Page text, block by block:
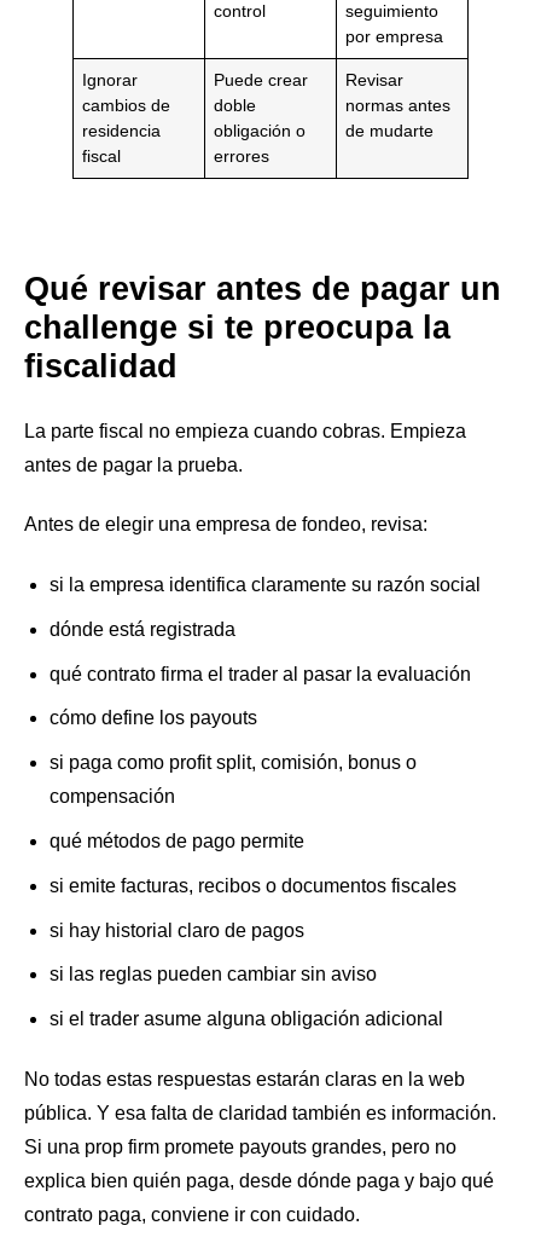
control
seguimiento
por empresa
Ignorar
cambios de
residencia
fiscal
Puede crear
doble
obligación o
errores
Revisar
normas antes
de mudarte
Qué revisar antes de pagar un
challenge si te preocupa la
fiscalidad
La parte fiscal no empieza cuando cobras. Empieza
antes de pagar la prueba.
Antes de elegir una empresa de fondeo, revisa:
si la empresa identifica claramente su razón social
dónde está registrada
qué contrato firma el trader al pasar la evaluación
cómo define los payouts
si paga como profit split, comisión, bonus o
compensación
qué métodos de pago permite
si emite facturas, recibos o documentos fiscales
si hay historial claro de pagos
si las reglas pueden cambiar sin aviso
si el trader asume alguna obligación adicional
No todas estas respuestas estarán claras en la web
pública. Y esa falta de claridad también es información.
Si una prop firm promete payouts grandes, pero no
explica bien quién paga, desde dónde paga y bajo qué
contrato paga, conviene ir con cuidado.